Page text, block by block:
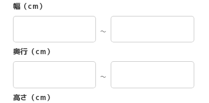
幅（cm）
～
奥行（cm）
～
高さ（cm）